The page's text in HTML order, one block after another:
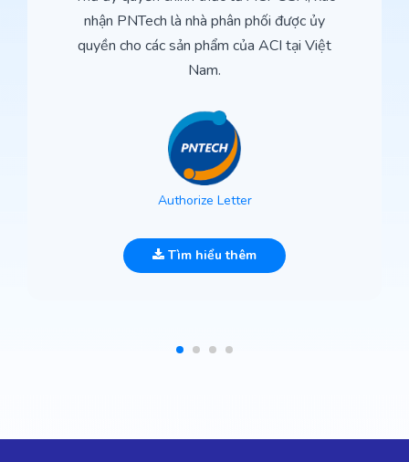
nhận PNTech là nhà phân phối được ủy
quyền cho các sản phẩm của ACI tại Việt
Nam.
Authorize Letter
Tìm hiểu thêm